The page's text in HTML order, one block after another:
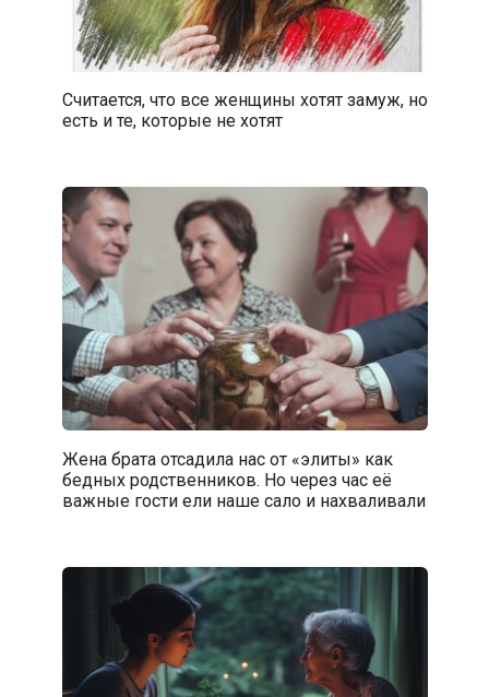
Считается, что все женщины хотят замуж, но
есть и те, которые не хотят
Жена брата отсадила нас от «элиты» как
бедных родственников. Но через час её
важные гости ели наше сало и нахваливали